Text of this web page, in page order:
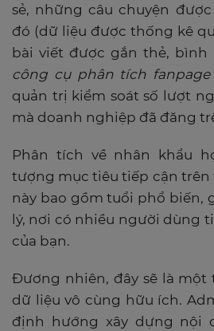
sẻ, những câu chuyện
đó (dữ liệu được thống kê
bài viết được gắn thẻ, bình
công cụ phân tích fanpage
quản trị kiểm soát số lượt
mà doanh nghiệp đã đăng
Phân tích về nhân khẩu
tượng mục tiêu tiếp cận trên
này bao gồm tuổi phổ biến,
lý, nơi có nhiều người dùng
của bạn.
Đương nhiên, đây sẽ là
dữ liệu vô cùng hữu ích.
định hướng xây dựng nội